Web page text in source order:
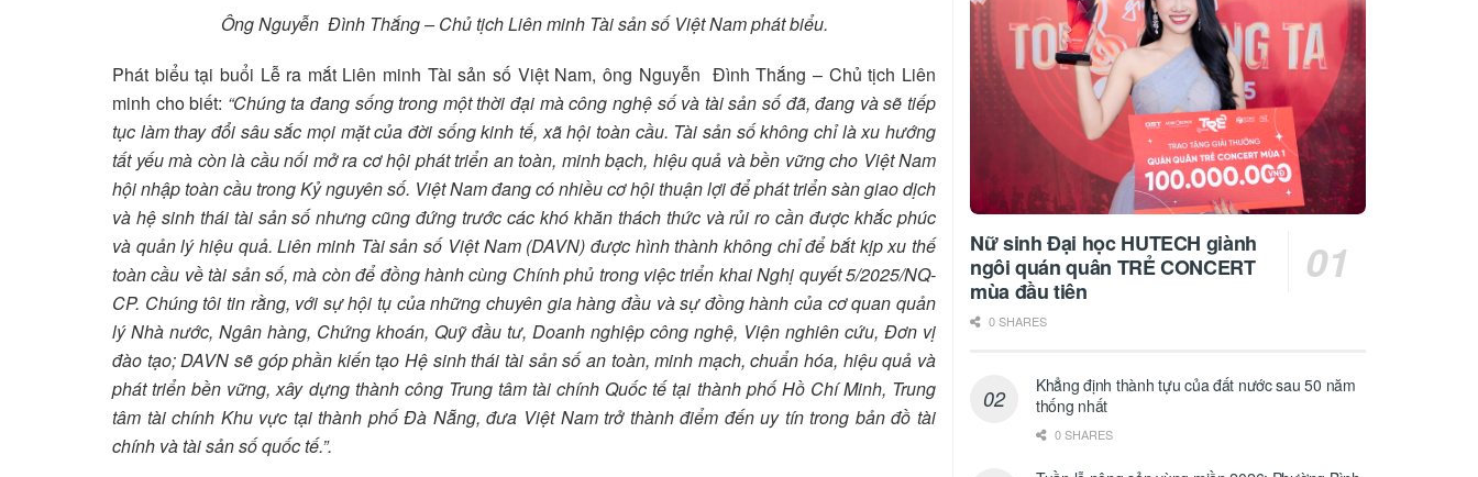
Ông Nguyễn Đình Thắng – Chủ tịch Liên minh Tài sản số Việt Nam phát biểu.
Phát biểu tại buổi Lễ ra mắt Liên minh Tài sản số Việt Nam, ông Nguyễn Đình Thắng – Chủ tịch Liên
minh cho biết: “Chúng ta đang sống trong một thời đại mà công nghệ số và tài sản số đã, đang và sẽ tiếp
tục làm thay đổi sâu sắc mọi mặt của đời sống kinh tế, xã hội toàn cầu. Tài sản số không chỉ là xu hướng
tất yếu mà còn là cầu nối mở ra cơ hội phát triển an toàn, minh bạch, hiệu quả và bền vững cho Việt Nam
hội nhập toàn cầu trong Kỷ nguyên số. Việt Nam đang có nhiều cơ hội thuận lợi để phát triển sàn giao dịch
và hệ sinh thái tài sản số nhưng cũng đứng trước các khó khăn thách thức và rủi ro cần được khắc phúc
và quản lý hiệu quả. Liên minh Tài sản số Việt Nam (DAVN) được hình thành không chỉ để bắt kịp xu thế
toàn cầu về tài sản số, mà còn để đồng hành cùng Chính phủ trong việc triển khai Nghị quyết 5/2025/NQ-
CP. Chúng tôi tin rằng, với sự hội tụ của những chuyên gia hàng đầu và sự đồng hành của cơ quan quản
lý Nhà nước, Ngân hàng, Chứng khoán, Quỹ đầu tư, Doanh nghiệp công nghệ, Viện nghiên cứu, Đơn vị
đào tạo; DAVN sẽ góp phần kiến tạo Hệ sinh thái tài sản số an toàn, minh mạch, chuẩn hóa, hiệu quả và
phát triển bền vững, xây dựng thành công Trung tâm tài chính Quốc tế tại thành phố Hồ Chí Minh, Trung
tâm tài chính Khu vực tại thành phố Đà Nẵng, đưa Việt Nam trở thành điểm đến uy tín trong bản đồ tài
chính và tài sản số quốc tế.”.
Nữ sinh Đại học HUTECH giành
ngôi quán quân TRẺ CONCERT
mùa đầu tiên
0 SHARES
Khẳng định thành tựu của đất nước sau 50 năm
thống nhất
0 SHARES